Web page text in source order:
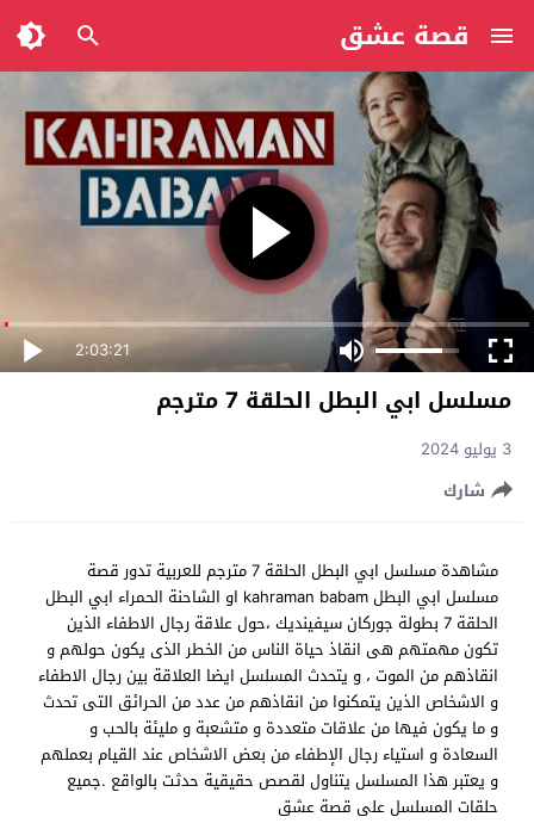
قصة عشق
2:03:21
مسلسل ابي البطل الحلقة 7 مترجم
3 يوليو 2024
شارك
مشاهدة مسلسل ابي البطل الحلقة 7 مترجم للعربية تدور قصة
مسلسل ابي البطل kahraman babam او الشاحنة الحمراء ابي البطل
الحلقة 7 بطولة جوركان سيفينديك ،حول علاقة رجال الاطفاء الذين
تكون مهمتهم هى انقاذ حياة الناس من الخطر الذى يكون حولهم و
انقاذهم من الموت ، و يتحدث المسلسل ايضا العلاقة بين رجال الاطفاء
و الاشخاص الذين يتمكنوا من انقاذهم من عدد من الحرائق التى تحدث
و ما يكون فيها من علاقات متعددة و متشعبة و مليئة بالحب و
السعادة و استياء رجال الإطفاء من بعض الاشخاص عند القيام بعملهم
و يعتبر هذا المسلسل يتناول لقصص حقيقية حدثت بالواقع .جميع
حلقات المسلسل على قصة عشق